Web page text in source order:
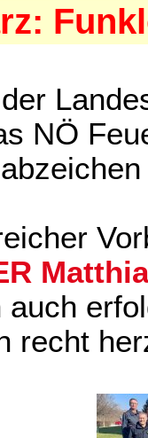
NÖ
auch
recht